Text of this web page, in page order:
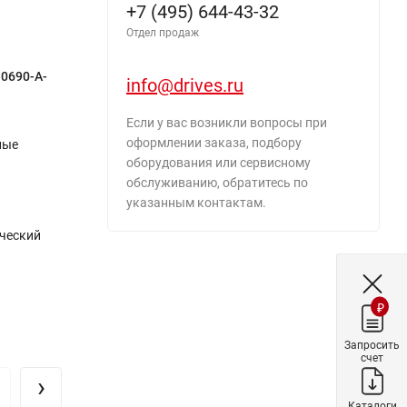
A-
›
+7 (495) 644-43-32
Отдел продаж
info@drives.ru
Если у вас возникли вопросы при
оформлении заказа, подбору
оборудования или сервисному
обслуживанию, обратитесь по
указанным контактам.
₽
Запросить
счет